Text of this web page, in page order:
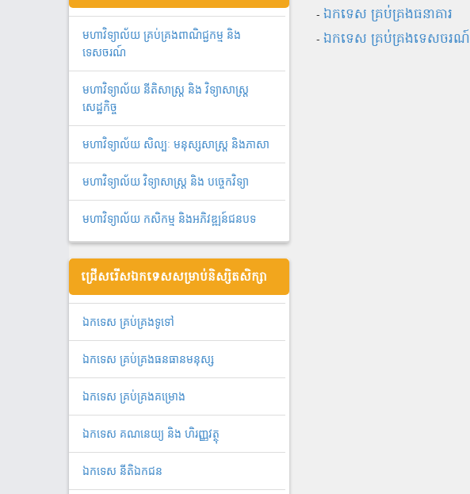
មហាវិទ្យាល័យ គ្រប់គ្រងពាណិជ្ជកម្ម និង
ទេសចរណ៍
មហាវិទ្យាល័យ នីតិសាស្រ្ត និង វិទ្យាសាស្រ្ត
សេដ្ឋកិច្ច
មហាវិទ្យាល័យ សិល្បៈ មនុស្សសាស្ត្រ និងភាសា
មហាវិទ្យាល័យ វិទ្យាសាស្រ្ត និង បច្ចេកវិទ្យា
មហាវិទ្យាល័យ កសិកម្ម និងអភិវឌ្ឍន៍ជនបទ
ជ្រើសរើសឯកទេសសម្រាប់និស្សិតសិក្សា
ឯ​ក​ទេស​ ​គ្រប់គ្រង​ទូទៅ
ឯកទេស គ្រប់គ្រងធនធានមនុស្ស
ឯកទេស គ្រប់គ្រងគម្រោង
ឯកទេស គណនេយ្យ និង ហិរញ្ញវត្ថុ
ឯកទេស នីតិឯកជន
- ឯកទេស គ្រប់គ្រងធនាគារ
- ឯកទេស គ្រប់គ្រងទេសចរណ៍